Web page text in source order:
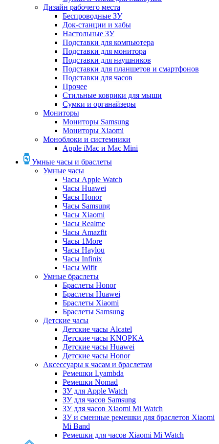
Дизайн рабочего места
Беспроводные ЗУ
Док-станции и хабы
Настольные ЗУ
Подставки для компьютера
Подставки для монитора
Подставки для наушников
Подставки для планшетов и смартфонов
Подставки для часов
Прочее
Стильные коврики для мыши
Сумки и органайзеры
Мониторы
Мониторы Samsung
Мониторы Xiaomi
Моноблоки и системники
Apple iMac и Mac Mini
Умные часы и браслеты
Умные часы
Часы Apple Watch
Часы Huawei
Часы Honor
Часы Samsung
Часы Xiaomi
Часы Realme
Часы Amazfit
Часы 1More
Часы Haylou
Часы Infinix
Часы Wifit
Умные браслеты
Браслеты Honor
Браслеты Huawei
Браслеты Xiaomi
Браслеты Samsung
Детские часы
Детские часы Alcatel
Детские часы KNOPKA
Детские часы Huawei
Детские часы Honor
Аксессуары к часам и браслетам
Ремешки Lyambda
Ремешки Nomad
ЗУ для Apple Watch
ЗУ для часов Samsung
ЗУ для часов Xiaomi Mi Watch
ЗУ и сменные ремешки для браслетов Xiaomi
Mi Band
Ремешки для часов Xiaomi Mi Watch